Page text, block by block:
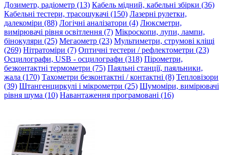
Дозиметр, радіометр (13) Кабель мідний, кабельні збірки (36)
Кабельні тестери, трасошукачі (150) Лазерні рулетки,
далекоміри (88) Логічні аналізатори (4) Люксметри,
вимірювачі рівня освітлення (7) Мікроскопи, лупи, лампи,
бінокуляри (25) Мегаометр (23) Мультиметри, струмові кліщі
(269) Нітратоміри (7) Оптичні тестери / рефлектометри (23)
Осцилографи, USB - осцилографи (318) Пірометри,
безконтактні термометри (75) Паяльні станції, паяльники,
жала (170) Тахометри безконтактні / контактні (8) Тепловізори
(39) Штангенциркулі і мікрометри (25) Шумоміри, вимірювачі
рівня шума (10) Навантаження програмовані (16)